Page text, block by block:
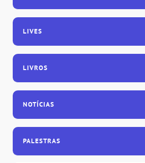
LIVES
LIVROS
NOTÍCIAS
PALESTRAS